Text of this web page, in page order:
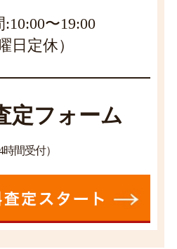
〜19:00
日定休）
定フォーム
時間受付）